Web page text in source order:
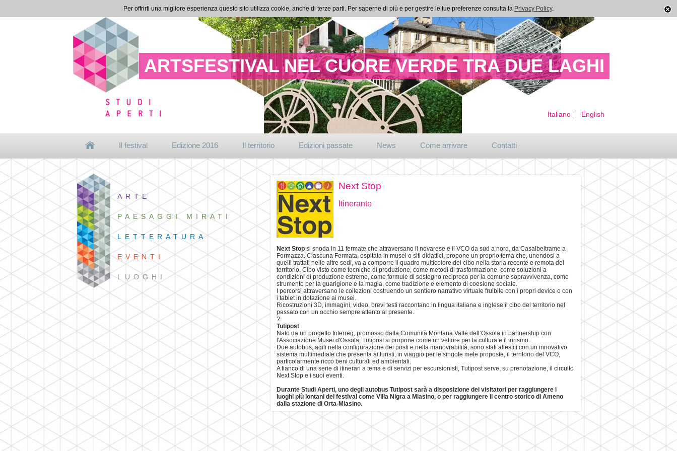
Italiano English
ARTSFESTIVAL NEL CUORE VERDE TRA DUE LAGHI
Il festival Edizione 2016 Il territorio Edizioni passate News Come arrivare Contatti
ARTE
PAESAGGI MIRATI
LETTERATURA
EVENTI
LUOGHI
Next Stop
Itinerante
Next Stopsi snoda in 11 fermate che attraversano il novarese e il VCO da sud a nord, da Casalbeltrame a
Formazza. Ciascuna Fermata, ospitata in musei o siti didattici, propone un proprio tema che, unendosi a
quelli trattati nelle altre sedi, va a comporre il quadro multicolore del cibo nella storia recente e remota del
territorio. Cibo visto come tecniche di produzione, come metodi di trasformazione, come soluzioni a
condizioni di produzione estreme, come formule di sostegno reciproco per la comune sopravvivenza, come
strumento per la guarigione e la magia, come tradizione e elemento di coesione sociale.
I percorsi attraversano le collezioni costruendo un sentiero narrativo virtuale fruibile con i propri device o con
i tablet in dotazione ai musei.
Ricostruzioni 3D, immagini, video, brevi testi raccontano in lingua italiana e inglese il cibo del territorio nel
passato con un occhio sempre attento al presente.
?
Tutipost
Nato da un progetto Interreg, promosso dalla Comunità Montana Valle dell’Ossola in partnership con
l'Associazione Musei d'Ossola, Tutipost si propone come un vettore per la cultura e il turismo.
Due autobus, agili nella configurazione dei posti e nella manovrabilità, sono stati allestiti con un innovativo
sistema multimediale che presenta ai turisti, in viaggio per le singole mete proposte, il territorio del VCO,
particolarmente ricco beni culturali ed ambientali.
A fianco di una serie di itinerari a tema e di servizi per escursionisti, Tutipost serve, su prenotazione, il circuito
Next Stop e i suoi eventi.
Durante Studi Aperti, uno degli autobus Tutipost sarà a disposizione dei visitatori per raggiungere i
luoghi più lontani del festival come Villa Nigra a Miasino, o per raggiungere il centro storico di Ameno
dalla stazione di Orta-Miasino.
Per offrirti una migliore esperienza questo sito utilizza cookie, anche di terze parti. Per saperne di più e per gestire le tue preferenze consulta la Privacy Policy.